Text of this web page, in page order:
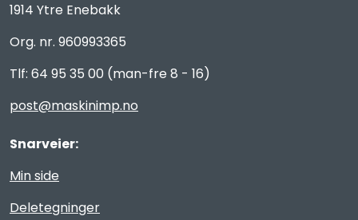
1914 Ytre Enebakk
Org. nr. 960993365
Tlf: 64 95 35 00 (man-fre 8 - 16)
post@maskinimp.no
Snarveier:
Min side
Deletegninger